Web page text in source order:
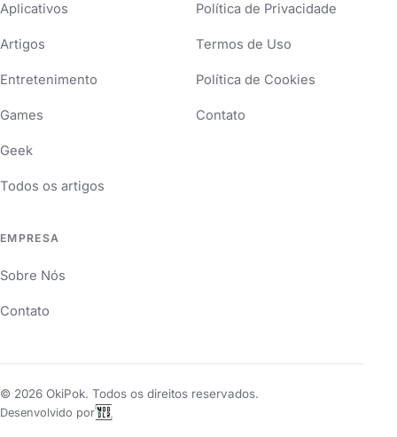
Aplicativos
Artigos
Entretenimento
Games
Geek
Todos os artigos
Política de Privacidade
Termos de Uso
Política de Cookies
Contato
EMPRESA
Sobre Nós
Contato
© 2026 OkiPok. Todos os direitos reservados.
Desenvolvido por